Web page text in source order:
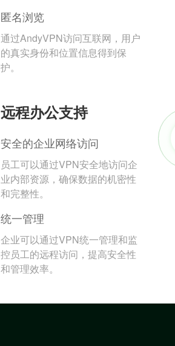
匿名浏览
通过AndyVPN访问互联网，用户
的真实身份和位置信息得到保
护。
远程办公支持
安全的企业网络访问
员工可以通过VPN安全地访问企
业内部资源，确保数据的机密性
和完整性。
统一管理
企业可以通过VPN统一管理和监
控员工的远程访问，提高安全性
和管理效率。